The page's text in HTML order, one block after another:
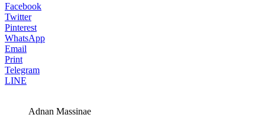
Facebook
Twitter
Pinterest
WhatsApp
Email
Print
Telegram
LINE
Adnan Massinae